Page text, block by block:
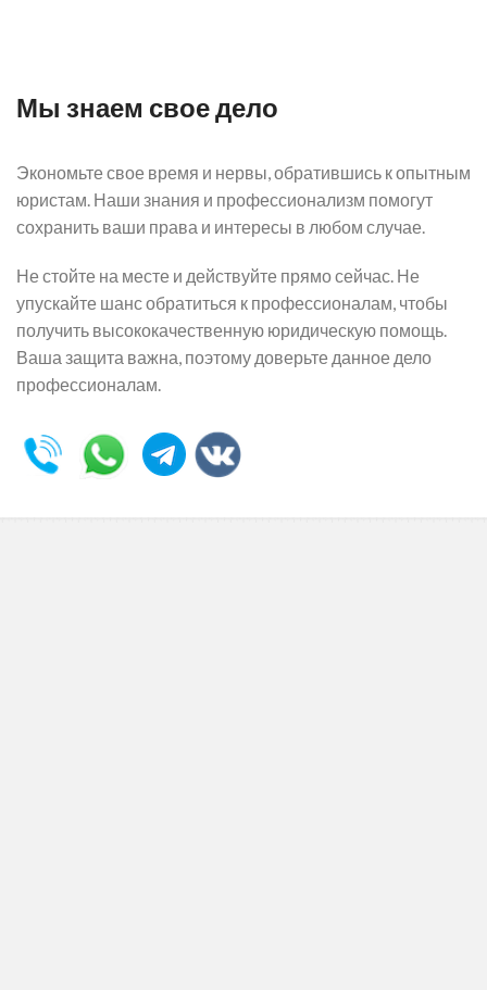
Мы знаем свое дело
Экономьте свое время и нервы, обратившись к опытным
юристам. Наши знания и профессионализм помогут
сохранить ваши права и интересы в любом случае.
Не стойте на месте и действуйте прямо сейчас. Не
упускайте шанс обратиться к профессионалам, чтобы
получить высококачественную юридическую помощь.
Ваша защита важна, поэтому доверьте данное дело
профессионалам.